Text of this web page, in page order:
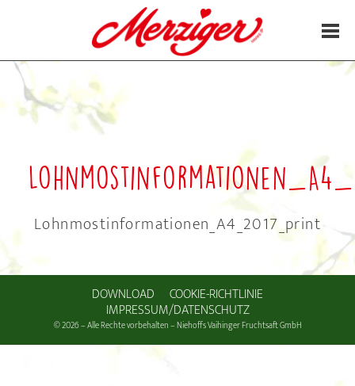
7. September 2017
Lohnmostinformationen_A4_2017_print
DOWNLOAD COOKIE-RICHTLINIE
IMPRESSUM/DATENSCHUTZ
© 2026 – Alle Rechte vorbehalten – Niehoffs Vaihinger Fruchtsaft GmbH